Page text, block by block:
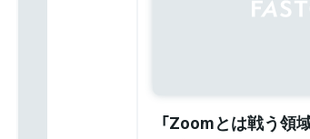
「Zoomとは戦う領